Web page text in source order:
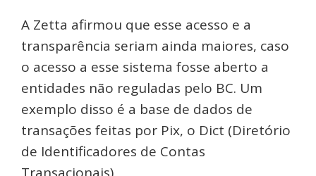
A Zetta afirmou que esse acesso e a
transparência seriam ainda maiores, caso
o acesso a esse sistema fosse aberto a
entidades não reguladas pelo BC. Um
exemplo disso é a base de dados de
transações feitas por Pix, o Dict (Diretório
de Identificadores de Contas